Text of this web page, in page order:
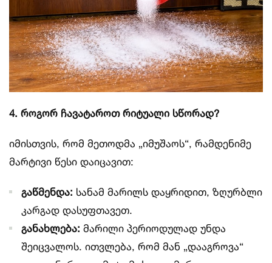
4. როგორ ჩავატაროთ რიტუალი სწორად?
იმისთვის, რომ მეთოდმა „იმუშაოს“, რამდენიმე
მარტივი წესი დაიცავით:
გაწმენდა: სანამ მარილს დაყრიდით, ზღურბლი
კარგად დასუფთავეთ.
განახლება: მარილი პერიოდულად უნდა
შეიცვალოს. ითვლება, რომ მან „დააგროვა“